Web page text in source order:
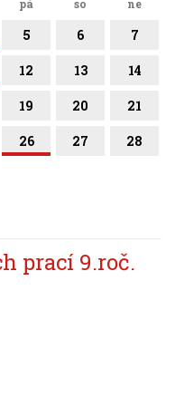
pá so ne
5 6 7
12 13 14
19 20 21
26 27 28
prací 9.roč.